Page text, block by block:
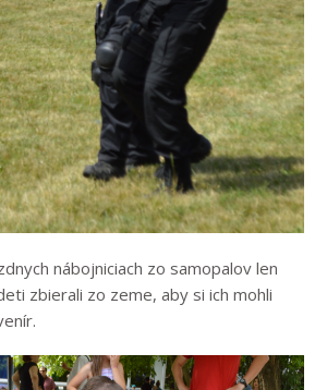
nábojniciach zo samopalov len
zbierali zo zeme, aby si ich mohli